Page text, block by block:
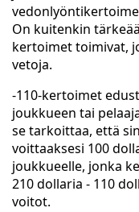
On kuitenkin
kertoimet toimivat,
vetoja.
-110-kertoimet
joukkueen tai
se tarkoittaa, että
voittaaksesi 100
joukkueelle, jonka
210 dollaria - 110
voitot.